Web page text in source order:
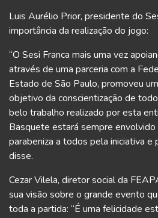
Luis Aurélio Prior, presidente do
importância da realização do jogo:
“O Sesi Franca mais uma vez
através de uma parceria com a
Estado de São Paulo, promoveu
objetivo da conscientização de
belo trabalho realizado por esta
Basquete estará sempre envolvido
parabeniza a todos pela iniciativa e
disse.
Cezar Vilela, diretor social da
sua visão sobre o grande evento
toda a partida: “É uma felicidade